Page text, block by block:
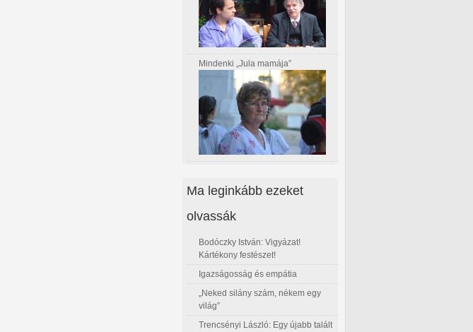
Mindenki „Jula mamája”
Ma leginkább ezeket
olvassák
Bodóczky István: Vigyázat!
Kártékony festészet!
Igazságosság és empátia
„Neked silány szám, nékem egy
világ”
Trencsényi László: Egy újabb talált